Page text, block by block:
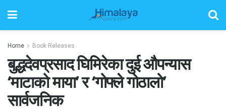
Home Book Releases
बुद्धदेवप्रसाद घिमिरेका दुई औपन्यास
‘माटाको माया’ र ‘गोफ्ले गोठालो’
सार्वजनिक